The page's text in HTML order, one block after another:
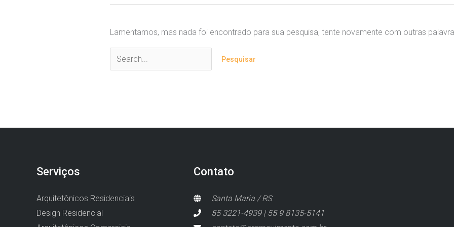
Lamentamos, mas nada foi encontrado para sua pesquisa, tente novamente com outras
Pesquisar
por:
Serviços
Arquitetônicos Residenciais
Design Residencial
Contato
Santa Maria / RS
55 3221-4939 | 55 9 8135-5141